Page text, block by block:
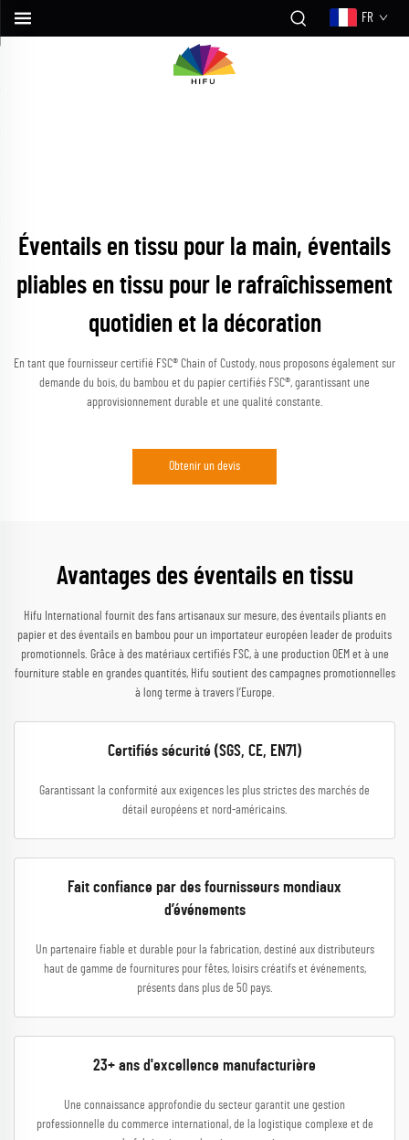
FR
Éventails en tissu pour la main, éventails
pliables en tissu pour le rafraîchissement
quotidien et la décoration
En tant que fournisseur certifié FSC® Chain of Custody, nous proposons également sur
demande du bois, du bambou et du papier certifiés FSC®, garantissant une
approvisionnement durable et une qualité constante.
Obtenir un devis
Avantages des éventails en tissu
Hifu International fournit des fans artisanaux sur mesure, des éventails pliants en
papier et des éventails en bambou pour un importateur européen leader de produits
promotionnels. Grâce à des matériaux certifiés FSC, à une production OEM et à une
fourniture stable en grandes quantités, Hifu soutient des campagnes promotionnelles
à long terme à travers l’Europe.
Certifiés sécurité (SGS, CE, EN71)
Garantissant la conformité aux exigences les plus strictes des marchés de
détail européens et nord-américains.
Fait confiance par des fournisseurs mondiaux
d’événements
Un partenaire fiable et durable pour la fabrication, destiné aux distributeurs
haut de gamme de fournitures pour fêtes, loisirs créatifs et événements,
présents dans plus de 50 pays.
23+ ans d'excellence manufacturière
Une connaissance approfondie du secteur garantit une gestion
professionnelle du commerce international, de la logistique complexe et de